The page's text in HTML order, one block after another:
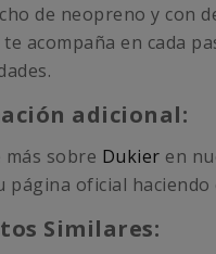
de neopreno y con
acompaña en cada
adicional:
más sobre Dukier en
página oficial haciendo
Similares: